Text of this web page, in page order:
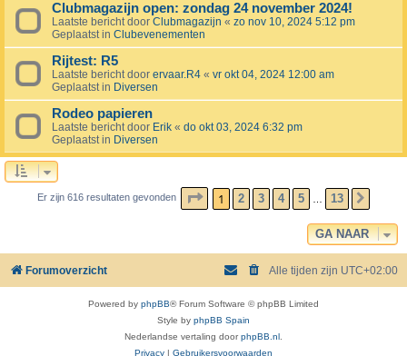
Clubmagazijn open: zondag 24 november 2024!
Laatste bericht door Clubmagazijn « zo nov 10, 2024 5:12 pm
Geplaatst in Clubevenementen
Rijtest: R5
Laatste bericht door ervaar.R4 « vr okt 04, 2024 12:00 am
Geplaatst in Diversen
Rodeo papieren
Laatste bericht door Erik « do okt 03, 2024 6:32 pm
Geplaatst in Diversen
Er zijn 616 resultaten gevonden PAGINA VAN 13
1 2 3 4 5 13
GA NAAR
Forumoverzicht Alle tijden zijn UTC+02:00
Powered by phpBB® Forum Software © phpBB Limited
Style by phpBB Spain
Nederlandse vertaling doorphpBB.nl .
Privacy
Gebruikersvoorwaarden